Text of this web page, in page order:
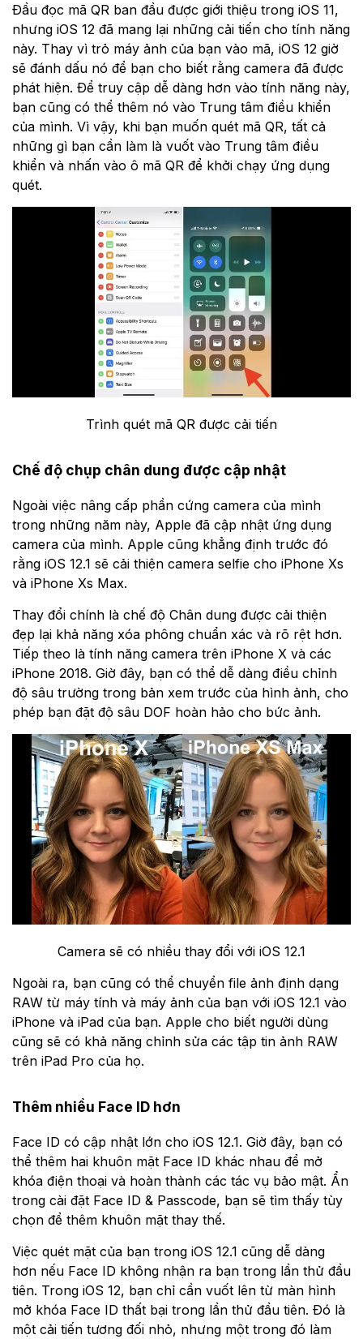
Đầu đọc mã QR ban đầu được giới thiệu trong iOS 11,
nhưng iOS 12 đã mang lại những cải tiến cho tính năng
này. Thay vì trỏ máy ảnh của bạn vào mã, iOS 12 giờ
sẽ đánh dấu nó để bạn cho biết rằng camera đã được
phát hiện. Để truy cập dễ dàng hơn vào tính năng này,
bạn cũng có thể thêm nó vào Trung tâm điều khiển
của mình. Vì vậy, khi bạn muốn quét mã QR, tất cả
những gì bạn cần làm là vuốt vào Trung tâm điều
khiển và nhấn vào ô mã QR để khởi chạy ứng dụng
quét.
Trình quét mã QR được cải tiến
Chế độ chụp chân dung được cập nhật
Ngoài việc nâng cấp phần cứng camera của mình
trong những năm này, Apple đã cập nhật ứng dụng
camera của mình. Apple cũng khẳng định trước đó
rằng iOS 12.1 sẽ cải thiện camera selfie cho iPhone Xs
và iPhone Xs Max.
Thay đổi chính là chế độ Chân dung được cải thiện
đẹp lại khả năng xóa phông chuẩn xác và rõ rệt hơn.
Tiếp theo là tính năng camera trên iPhone X và các
iPhone 2018. Giờ đây, bạn có thể dễ dàng điều chỉnh
độ sâu trường trong bản xem trước của hình ảnh, cho
phép bạn đặt độ sâu DOF hoàn hảo cho bức ảnh.
Camera sẽ có nhiều thay đổi với iOS 12.1
Ngoài ra, bạn cũng có thể chuyển file ảnh định dạng
RAW từ máy tính và máy ảnh của bạn với iOS 12.1 vào
iPhone và iPad của bạn. Apple cho biết người dùng
cũng sẽ có khả năng chỉnh sửa các tập tin ảnh RAW
trên iPad Pro của họ.
Thêm nhiều Face ID hơn
Face ID có cập nhật lớn cho iOS 12.1. Giờ đây, bạn có
thể thêm hai khuôn mặt Face ID khác nhau để mở
khóa điện thoại và hoàn thành các tác vụ bảo mật. Ẩn
trong cài đặt Face ID & Passcode, bạn sẽ tìm thấy tùy
chọn để thêm khuôn mặt thay thế.
Việc quét mặt của bạn trong iOS 12.1 cũng dễ dàng
hơn nếu Face ID không nhận ra bạn trong lần thử đầu
tiên. Trong iOS 12, bạn chỉ cần vuốt lên từ màn hình
mở khóa Face ID thất bại trong lần thử đầu tiên. Đó là
một cải tiến tương đối nhỏ, nhưng một trong đó làm